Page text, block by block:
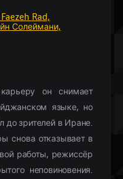
Faezeh Rad,
Солеймани,
он снимает
языке, но
до зрителей в Иране.
снова отказывает в
работы, режиссёр
неповиновения.